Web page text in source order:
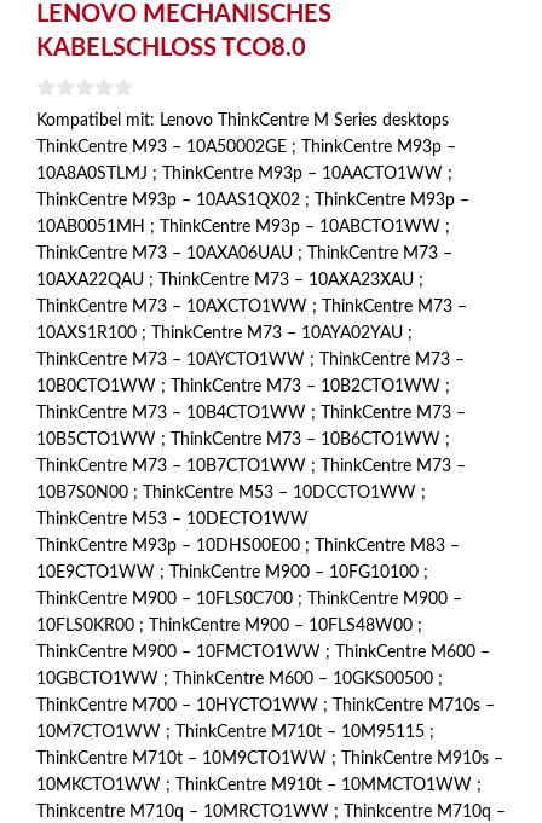
LENOVO MECHANISCHES
KABELSCHLOSS TCO8.0
0
o
n
Kompatibel mit: Lenovo ThinkCentre M Series desktops
ThinkCentre M93 – 10A50002GE ; ThinkCentre M93p –
10A8A0STLMJ ; ThinkCentre M93p – 10AACTO1WW ;
ThinkCentre M93p – 10AAS1QX02 ; ThinkCentre M93p –
10AB0051MH ; ThinkCentre M93p – 10ABCTO1WW ;
ThinkCentre M73 – 10AXA06UAU ; ThinkCentre M73 –
10AXA22QAU ; ThinkCentre M73 – 10AXA23XAU ;
ThinkCentre M73 – 10AXCTO1WW ; ThinkCentre M73 –
10AXS1R100 ; ThinkCentre M73 – 10AYA02YAU ;
ThinkCentre M73 – 10AYCTO1WW ; ThinkCentre M73 –
10B0CTO1WW ; ThinkCentre M73 – 10B2CTO1WW ;
ThinkCentre M73 – 10B4CTO1WW ; ThinkCentre M73 –
10B5CTO1WW ; ThinkCentre M73 – 10B6CTO1WW ;
ThinkCentre M73 – 10B7CTO1WW ; ThinkCentre M73 –
10B7S0N00 ; ThinkCentre M53 – 10DCCTO1WW ;
ThinkCentre M53 – 10DECTO1WW
ThinkCentre M93p – 10DHS00E00 ; ThinkCentre M83 –
10E9CTO1WW ; ThinkCentre M900 – 10FG10100 ;
ThinkCentre M900 – 10FLS0C700 ; ThinkCentre M900 –
10FLS0KR00 ; ThinkCentre M900 – 10FLS48W00 ;
ThinkCentre M900 – 10FMCTO1WW ; ThinkCentre M600 –
10GBCTO1WW ; ThinkCentre M600 – 10GKS00500 ;
ThinkCentre M700 – 10HYCTO1WW ; ThinkCentre M710s –
10M7CTO1WW ; ThinkCentre M710t – 10M95115 ;
ThinkCentre M710t – 10M9CTO1WW ; ThinkCentre M910s –
10MKCTO1WW ; ThinkCentre M910t – 10MMCTO1WW ;
Thinkcentre M710q – 10MRCTO1WW ; Thinkcentre M710q –